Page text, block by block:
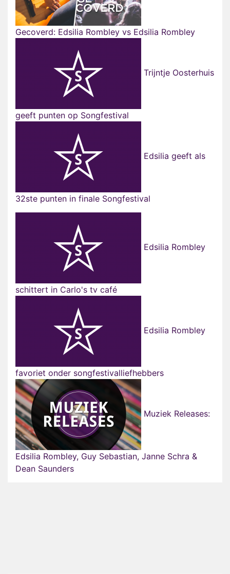
Gecoverd: Edsilia Rombley vs Edsilia Rombley
Trijntje Oosterhuis
geeft punten op Songfestival
Edsilia geeft als
32ste punten in finale Songfestival
Edsilia Rombley
schittert in Carlo's tv café
Edsilia Rombley
favoriet onder songfestivalliefhebbers
Muziek Releases:
Edsilia Rombley, Guy Sebastian, Janne Schra &
Dean Saunders